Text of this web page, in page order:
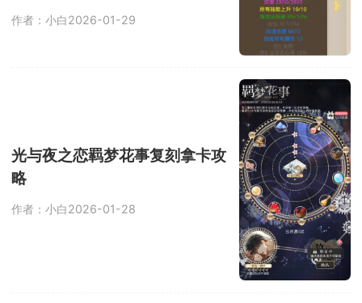
作者：小白2026-01-29
光与夜之恋羁梦花事复刻拿卡攻
略
作者：小白2026-01-28